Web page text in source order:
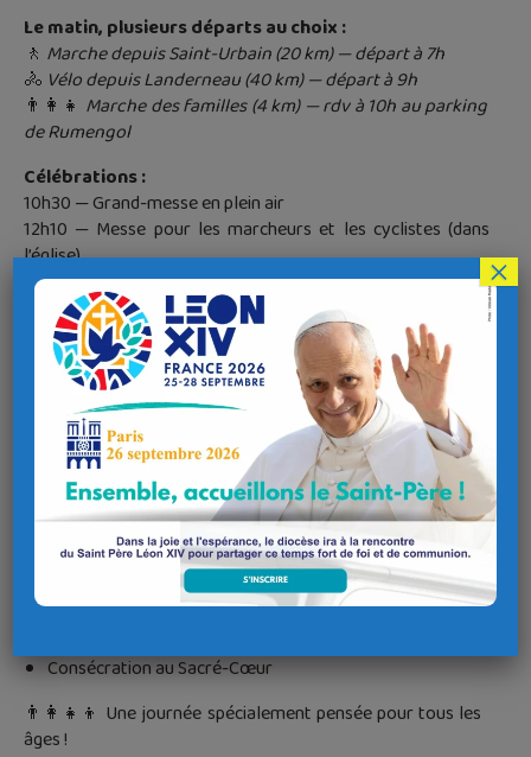
Le matin, plusieurs départs au choix :
🚶 Marche depuis Saint-Urbain (20 km) — départ à 7h
🚴 Vélo depuis Landerneau (40 km) — départ à 9h
👨‍👩‍👧 Marche des familles (4 km) — rdv à 10h au parking
de Rumengol
Célébrations :
10h30 — Grand-messe en plein air
12h10 — Messe pour les marcheurs et les cyclistes (dans
l’église)
Repas du midi :
Sur place, dans une ambiance conviviale (2 services : 12h et
13h)
Menu : hamburger, chips, boisson, crêpe
💶 8 € en prévente / 10 € sur place
🧺 Possibilité d’apporter son pique-nique
Après-midi pour tous :
Jeux et activités pour les enfants (14h–16h)
Chapelet
Consécration au Sacré-Cœur
👨‍👩‍👧‍👦 Une journée spécialement pensée pour tous les
âges !
×